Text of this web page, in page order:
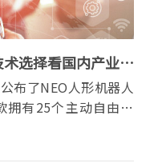
选择看国内产业生
布了NEO人形机器人
拥有25个主动自由度
出一个明确的选择...